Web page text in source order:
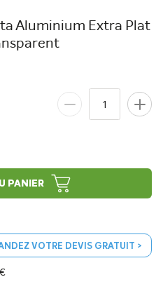
Aluminium Extra Plat
PANIER
VOTRE DEVIS GRATUIT >